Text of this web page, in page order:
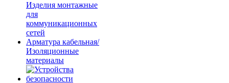
Изделия монтажные
для
коммуникационных
сетей
Арматура кабельная/
Изоляционные
материалы